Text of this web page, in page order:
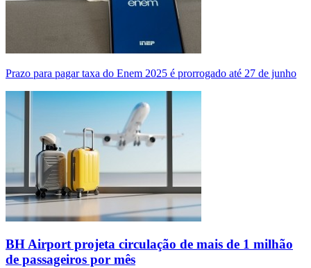
Prazo para pagar taxa do Enem 2025 é prorrogado até 27 de junho
BH Airport projeta circulação de mais de 1 milhão
de passageiros por mês